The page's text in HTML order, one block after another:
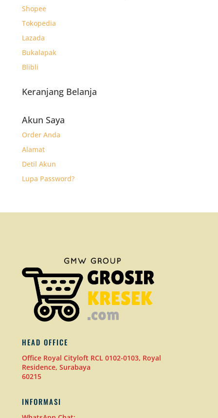
Shopee
Tokopedia
Lazada
Bukalapak
Blibli
Keranjang Belanja
Akun Saya
Order Anda
Alamat
Detil Akun
Lupa Password?
HEAD OFFICE
Office Royal Cityloft RCL 0102-0103, Royal
Residence, Surabaya
60215
INFORMASI